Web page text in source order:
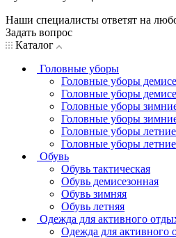
Наши специалисты ответят на
Задать вопрос
Каталог
Головные уборы
Головные уборы
Головные уборы
Головные уборы
Головные уборы
Головные уборы летние
Головные уборы
Обувь
Обувь тактическая
Обувь демисезонная
Обувь зимняя
Обувь летняя
Одежда для активного
Одежда для активного